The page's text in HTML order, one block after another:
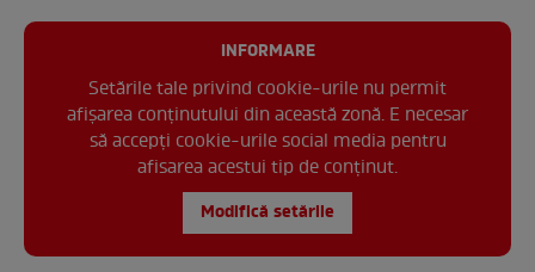
INFORMARE
Setările tale privind cookie-urile nu permit
afișarea conținutului din această zonă. E necesar
să accepți cookie-urile social media pentru
afisarea acestui tip de conținut.
Modifică setările